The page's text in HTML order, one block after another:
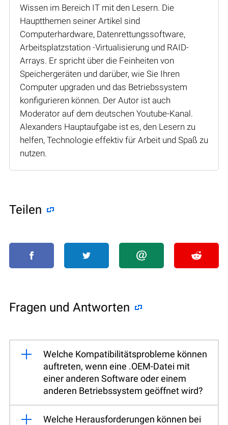
Wissen im Bereich IT mit den Lesern. Die
Hauptthemen seiner Artikel sind
Computerhardware, Datenrettungssoftware,
Arbeitsplatzstation -Virtualisierung und RAID-
Arrays. Er spricht über die Feinheiten von
Speichergeräten und darüber, wie Sie Ihren
Computer upgraden und das Betriebssystem
konfigurieren können. Der Autor ist auch
Moderator auf dem deutschen Youtube-Kanal.
Alexanders Hauptaufgabe ist es, den Lesern zu
helfen, Technologie effektiv für Arbeit und Spaß zu
nutzen.
Teilen
Fragen und Antworten
Welche Kompatibilitätsprobleme können
auftreten, wenn eine .OEM-Datei mit
einer anderen Software oder einem
anderen Betriebssystem geöffnet wird?
Welche Herausforderungen können bei